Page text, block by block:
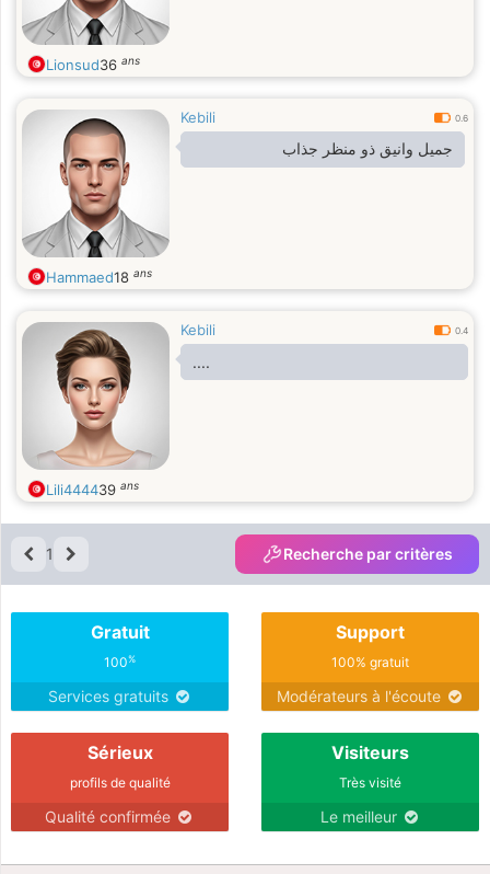
Lionsud36 ans
Kebili 0.6
جميل وانيق ذو منظر جذاب
Hammaed18 ans
Kebili 0.4
....
Lili444439 ans
1 Recherche par critères
Gratuit
100%
Services gratuits
Support
100% gratuit
Modérateurs à l'écoute
Sérieux
profils de qualité
Qualité confirmée
Visiteurs
Très visité
Le meilleur